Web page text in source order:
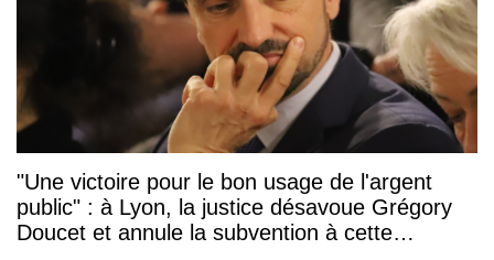
"Une victoire pour le bon usage de l'argent
public" : à Lyon, la justice désavoue Grégory
Doucet et annule la subvention à cette